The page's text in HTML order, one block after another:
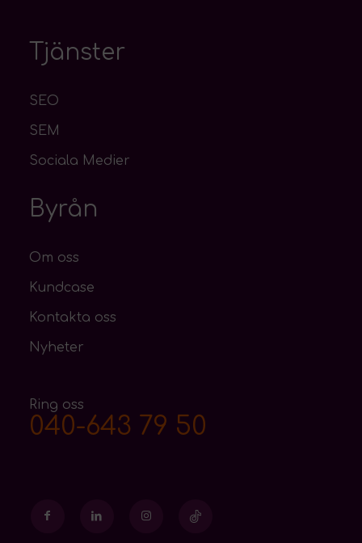
Tjänster
SEO
SEM
Sociala Medier
Byrån
Om oss
Kundcase
Kontakta oss
Nyheter
Ring oss
040-643 79 50